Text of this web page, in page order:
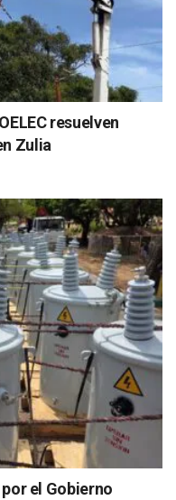
resuelven
Zulia
el Gobierno